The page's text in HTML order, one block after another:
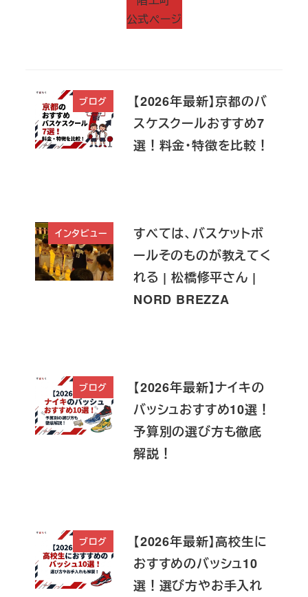
公式ページ
ブログ
【2026年最新】京都のバ
スケスクールおすすめ7
選！料金・特徴を比較！
インタビュー
すべては、バスケットボ
ールそのものが教えてく
れる | 松橋修平さん |
NORD BREZZA
ブログ
【2026年最新】ナイキの
バッシュおすすめ10選！
予算別の選び方も徹底
解説！
ブログ
【2026年最新】高校生に
おすすめのバッシュ10
選！選び方やお手入れ